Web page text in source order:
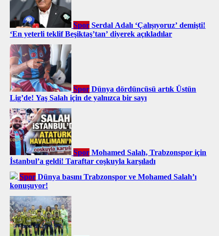
Spor Serdal Adalı ‘Çalışıyoruz’ demişti!
‘En yeterli teklif Beşiktaş’tan’ diyerek açıkladılar
Spor Dünya dördüncüsü artık Üstün
Lig’de! Yaş Salah için de yalnızca bir sayı
Spor Mohamed Salah, Trabzonspor için
İstanbul’a geldi! Taraftar coşkuyla karşıladı
Spor Dünya basını Trabzonspor ve Mohamed Salah’ı
konuşuyor!